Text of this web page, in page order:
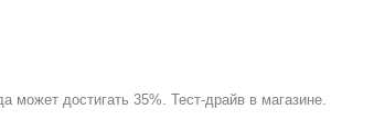
может достигать 35%. Тест-драйв в магазине.